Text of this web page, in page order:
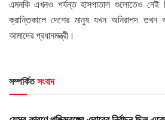
এমনকি এখনও পর্যন্ত হাসপাতাল গুলোতেও নেই
ক্রান্তিকালে দেশের মানুষ যখন অনিরাপদ তখন
আমাদের প্রধানমন্ত্রী।
সম্পর্কিতসংবাদ
HOME POST